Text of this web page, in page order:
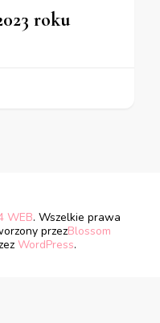
roku
WEB. Wszelkie prawa
przezBlossom
WordPress.